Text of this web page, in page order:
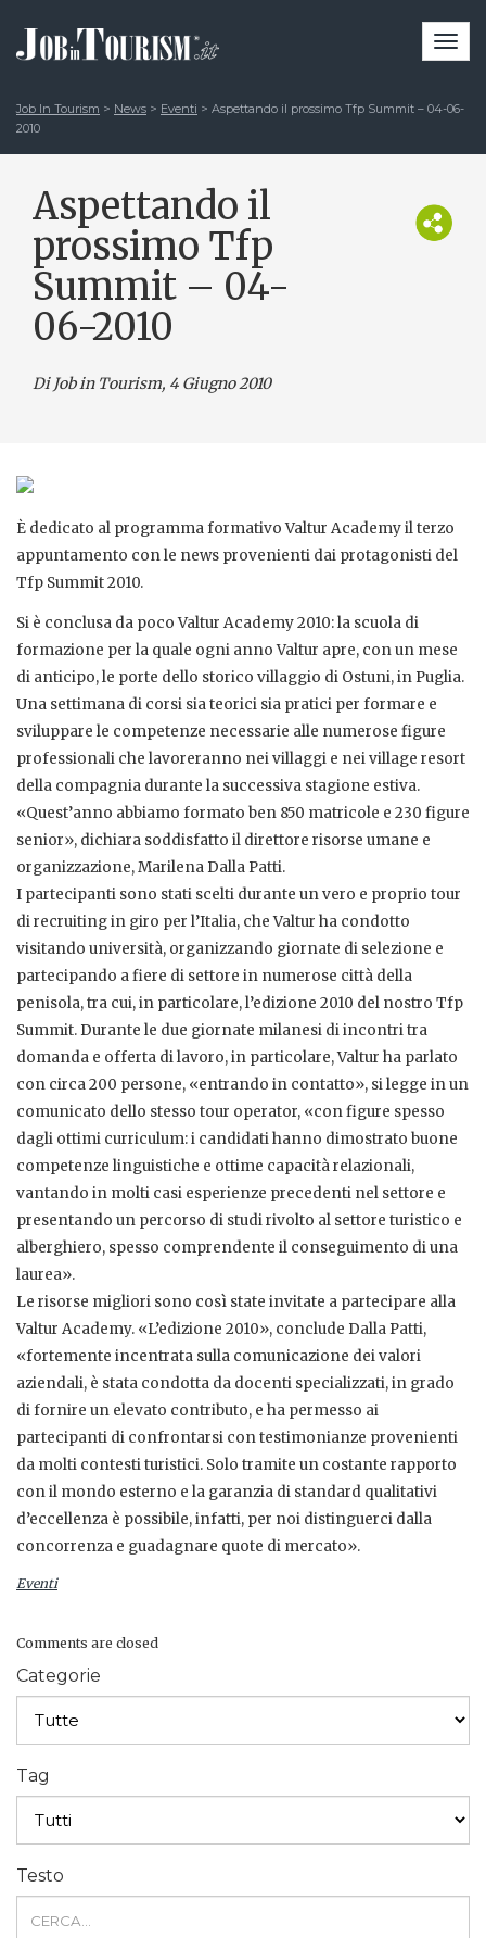
Job In Tourism > News > Eventi > Aspettando il prossimo Tfp Summit – 04-06-
2010
Aspettando il
prossimo Tfp
Summit – 04-
06-2010
Di Job in Tourism, 4 Giugno 2010
È dedicato al programma formativo Valtur Academy il terzo
appuntamento con le news provenienti dai protagonisti del
Tfp Summit 2010.
Si è conclusa da poco Valtur Academy 2010: la scuola di
formazione per la quale ogni anno Valtur apre, con un mese
di anticipo, le porte dello storico villaggio di Ostuni, in Puglia.
Una settimana di corsi sia teorici sia pratici per formare e
sviluppare le competenze necessarie alle numerose figure
professionali che lavoreranno nei villaggi e nei village resort
della compagnia durante la successiva stagione estiva.
«Quest’anno abbiamo formato ben 850 matricole e 230 figure
senior», dichiara soddisfatto il direttore risorse umane e
organizzazione, Marilena Dalla Patti.
I partecipanti sono stati scelti durante un vero e proprio tour
di recruiting in giro per l’Italia, che Valtur ha condotto
visitando università, organizzando giornate di selezione e
partecipando a fiere di settore in numerose città della
penisola, tra cui, in particolare, l’edizione 2010 del nostro Tfp
Summit. Durante le due giornate milanesi di incontri tra
domanda e offerta di lavoro, in particolare, Valtur ha parlato
con circa 200 persone, «entrando in contatto», si legge in un
comunicato dello stesso tour operator, «con figure spesso
dagli ottimi curriculum: i candidati hanno dimostrato buone
competenze linguistiche e ottime capacità relazionali,
vantando in molti casi esperienze precedenti nel settore e
presentando un percorso di studi rivolto al settore turistico e
alberghiero, spesso comprendente il conseguimento di una
laurea».
Le risorse migliori sono così state invitate a partecipare alla
Valtur Academy. «L’edizione 2010», conclude Dalla Patti,
«fortemente incentrata sulla comunicazione dei valori
aziendali, è stata condotta da docenti specializzati, in grado
di fornire un elevato contributo, e ha permesso ai
partecipanti di confrontarsi con testimonianze provenienti
da molti contesti turistici. Solo tramite un costante rapporto
con il mondo esterno e la garanzia di standard qualitativi
d’eccellenza è possibile, infatti, per noi distinguerci dalla
concorrenza e guadagnare quote di mercato».
Eventi
Comments are closed
Categorie
Tag
Testo